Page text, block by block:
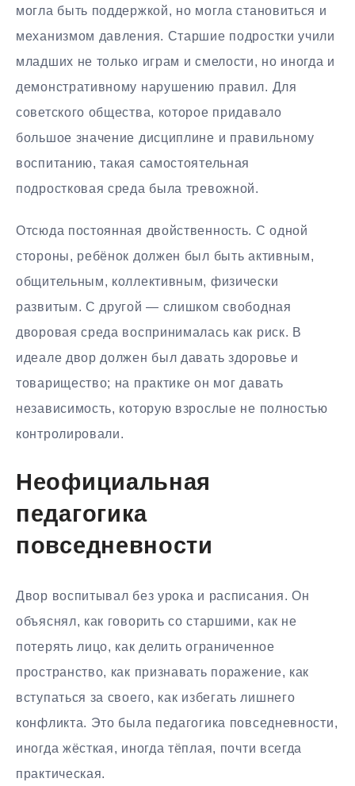
могла быть поддержкой, но могла становиться и
механизмом давления. Старшие подростки учили
младших не только играм и смелости, но иногда и
демонстративному нарушению правил. Для
советского общества, которое придавало
большое значение дисциплине и правильному
воспитанию, такая самостоятельная
подростковая среда была тревожной.
Отсюда постоянная двойственность. С одной
стороны, ребёнок должен был быть активным,
общительным, коллективным, физически
развитым. С другой — слишком свободная
дворовая среда воспринималась как риск. В
идеале двор должен был давать здоровье и
товарищество; на практике он мог давать
независимость, которую взрослые не полностью
контролировали.
Неофициальная
педагогика
повседневности
Двор воспитывал без урока и расписания. Он
объяснял, как говорить со старшими, как не
потерять лицо, как делить ограниченное
пространство, как признавать поражение, как
вступаться за своего, как избегать лишнего
конфликта. Это была педагогика повседневности,
иногда жёсткая, иногда тёплая, почти всегда
практическая.